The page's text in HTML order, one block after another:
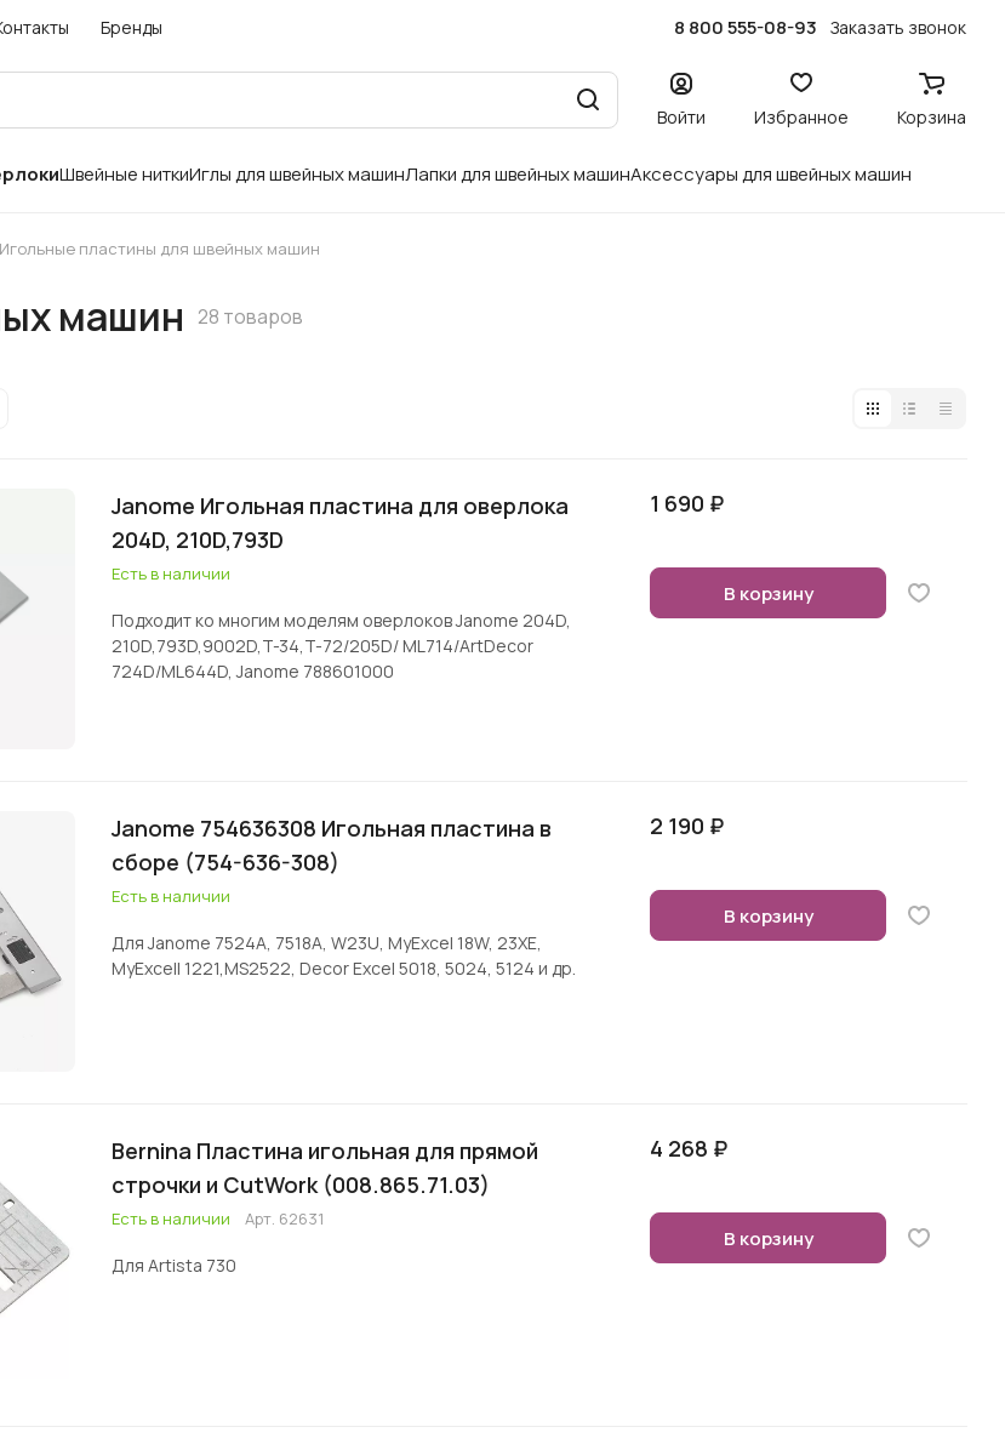
Бренды 8 800 555-08-93 Заказать звонок
Войти Избранное Корзина
Швейные ниткиИглы для швейных машинЛапки для швейных машинАксессуары для швейных машин
Игольные пластины для швейных машин
машин 28 товаров
Janome Игольная пластина для оверлока
204D, 210D,793D
Есть в наличии
Подходит ко многим моделям оверлоков Janome 204D,
210D,793D,9002D,T-34,T-72/205D/ ML714/ArtDecor
724D/ML644D, Janome 788601000
1 690 ₽
В корзину
Janome 754636308 Игольная пластина в
сборе (754-636-308)
Есть в наличии
Для Janome 7524A, 7518A, W23U, MyExcel 18W, 23XE,
MyExcell 1221,MS2522, Decor Excel 5018, 5024, 5124 и др.
2 190 ₽
В корзину
Bernina Пластина игольная для прямой
строчки и CutWork (008.865.71.03)
Есть в наличии Арт. 62631
Для Artista 730
4 268 ₽
В корзину